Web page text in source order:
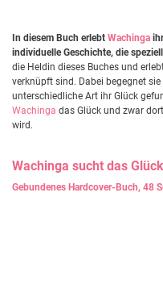
In diesem Buch erlebt Wachinga
individuelle Geschichte, die
die Heldin dieses Buches und
verknüpft sind. Dabei begegnet
unterschiedliche Art ihr Glück
Wachinga das Glück und zwar
wird.
Wachinga sucht das Glück
Gebundenes Hardcover-Buch, 48